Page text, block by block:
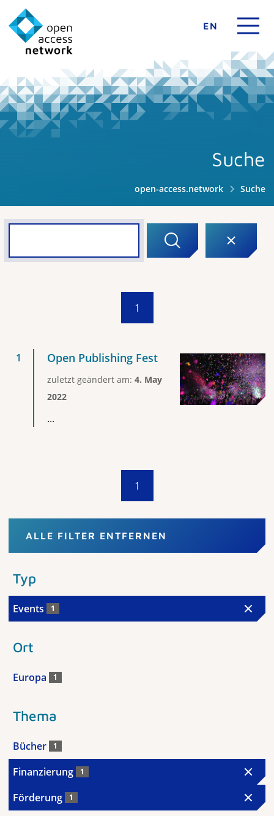
EN
Suche
open-access.network Suche
1
Open Publishing Fest
zuletzt geändert am: 4. May
2022
...
1
ALLE FILTER ENTFERNEN
Typ
Events 1
Ort
Europa 1
Thema
Bücher 1
Finanzierung 1
Förderung 1